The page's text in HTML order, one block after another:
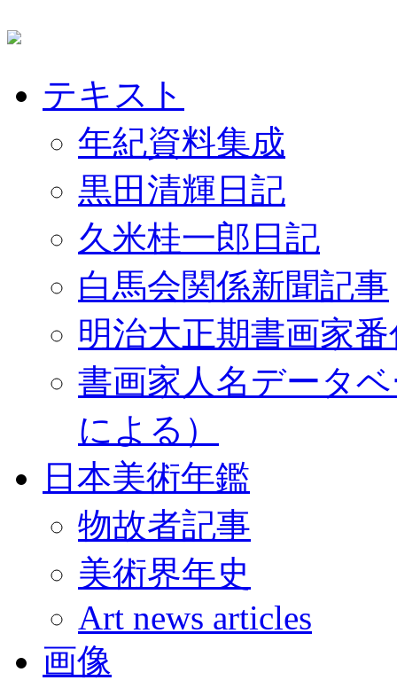
テキスト
年紀資料集成
黒田清輝日記
久米桂一郎日記
白馬会関係新聞記事
明治大正期書画家
書画家人名データ
による）
日本美術年鑑
物故者記事
美術界年史
Art news articles
画像